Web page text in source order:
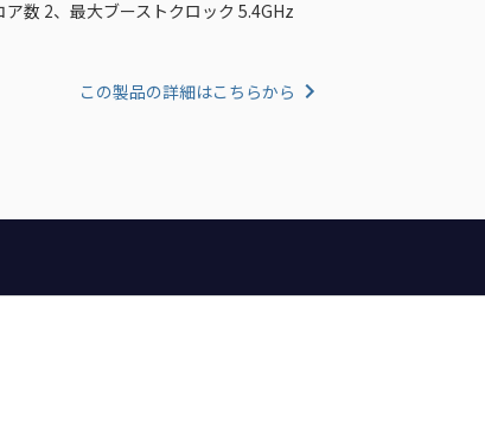
数 2、最大ブーストクロック 5.4GHz
この製品の詳細はこちらから